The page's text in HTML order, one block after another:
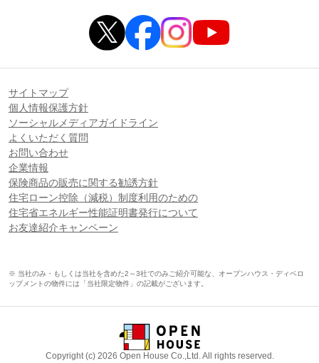
サイトマップ
個人情報保護方針
ソーシャルメディアガイドライン
よくいただく質問
お問い合わせ
企業情報
保険商品の販売に関する勧誘方針
住宅ローン控除（減税）制度利用のための
住宅省エネルギー性能証明書発行について
お友達紹介キャンペーン
※ 当社のみ・もしくは当社を含めた2～3社でのみご紹介可能な、オープンハウス・ディベロ
ップメントの物件には「当社限定物件」の記載がございます。
Copyright (c) 2026 Open House Co.,Ltd. All rights reserved.